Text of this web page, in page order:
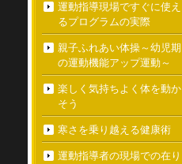
運動指導現場ですぐに使え
るプログラムの実際
親子ふれあい体操～幼児期
の運動機能アップ運動～
楽しく気持ちよく体を動か
そう
寒さを乗り越える健康術
運動指導者の現場での在り